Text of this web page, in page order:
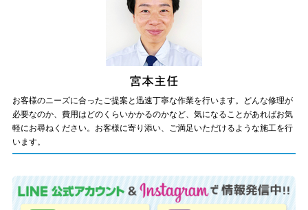
お客様のニーズに合ったご提案と迅速丁寧な作業を行います。どんな修理が
必要なのか、費用はどのくらいかかるのかなど、気になることがあればお気
軽にお尋ねください。お客様に寄り添い、ご満足いただけるような施工を行
います。